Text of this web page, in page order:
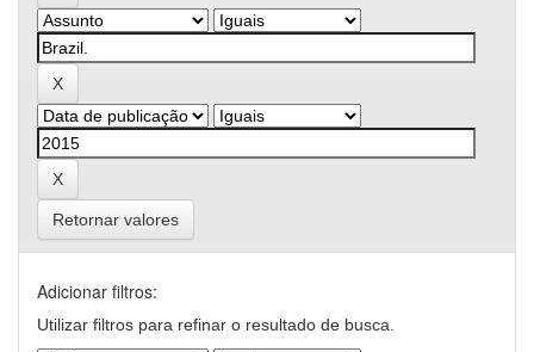
Retornar valores
Adicionar filtros:
Utilizar filtros para refinar o resultado de busca.